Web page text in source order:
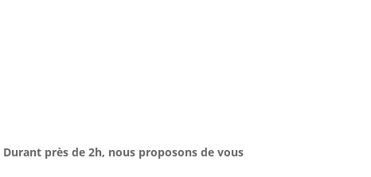
Durant près de 2h, nous proposons de vous